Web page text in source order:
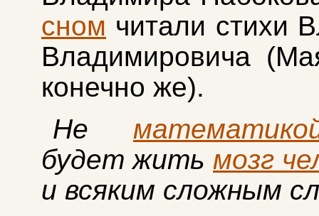
сном читали стихи
Владимировича
конечно же).
Не
будет жить мозг
и всяким сложным